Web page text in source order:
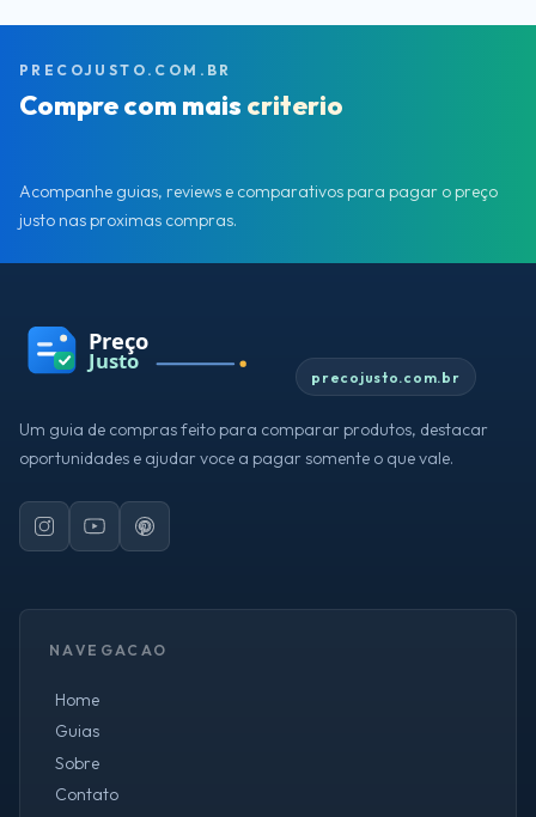
PRECOJUSTO.COM.BR
Compre com maiscriterio
Acompanhe guias, reviews e comparativos para pagar o preço
justo nas proximas compras.
precojusto.com.br
Um guia de compras feito para comparar produtos, destacar
oportunidades e ajudar voce a pagar somente o que vale.
NAVEGACAO
Home
Guias
Sobre
Contato